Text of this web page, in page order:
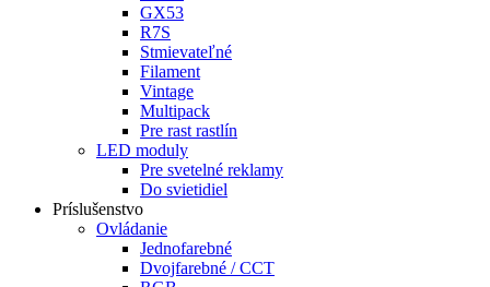
GX53
R7S
Stmievateľné
Filament
Vintage
Multipack
Pre rast rastlín
LED moduly
Pre svetelné reklamy
Do svietidiel
Príslušenstvo
Ovládanie
Jednofarebné
Dvojfarebné / CCT